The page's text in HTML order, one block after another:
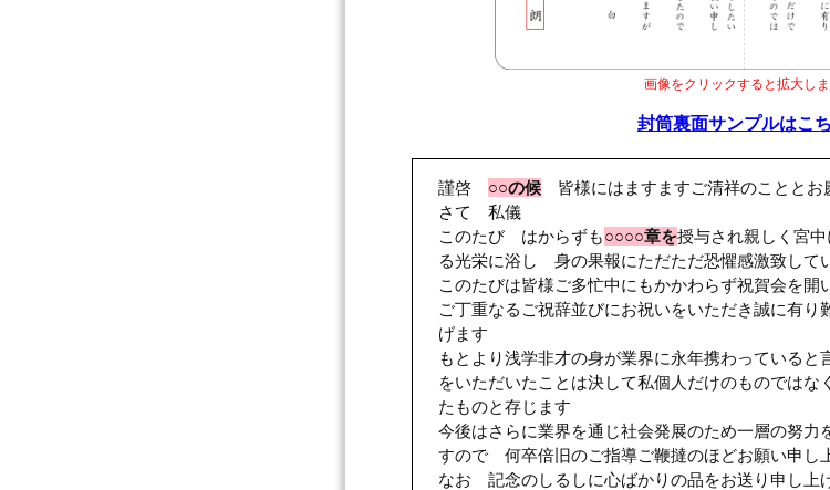
画像をクリックすると拡大し
封筒裏面サンプルはこ
謹啓 ○○の候皆様にはますますご清祥のこととお
さて 私儀
このたび はからずも○○○○章を授与され親しく宮
る光栄に浴し 身の果報にただただ恐懼感激致して
このたびは皆様ご多忙中にもかかわらず祝賀会を
ご丁重なるご祝辞並びにお祝いをいただき誠に有り
げます
もとより浅学非才の身が業界に永年携わっている
をいただいたことは決して私個人だけのものでは
たものと存じます
今後はさらに業界を通じ社会発展のため一層の努力
すので 何卒倍旧のご指導ご鞭撻のほどお願い申し
なお 記念のしるしに心ばかりの品をお送り申し上